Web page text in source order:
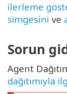
ilerleme
simgesini ve
Sorun
Agent
dağıtımıyla